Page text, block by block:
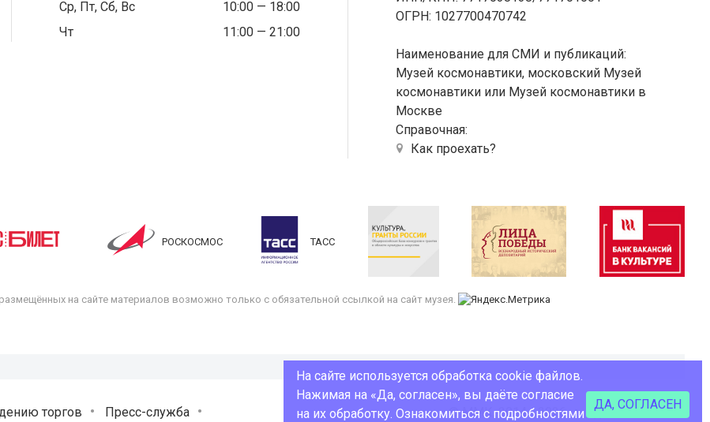
Ср, Пт, Сб, Вс
10:00 — 18:00
Чт
11:00 — 21:00
ОГРН: 1027700470742
Наименование для СМИ и публикаций:
Музей космонавтики, московский Музей
космонавтики или Музей космонавтики в
Москве
Справочная:
Как проехать?
РОСКОСМОС ТАСС
на сайте материалов возможно только с обязательной ссылкой на сайт музея.
торгов Пресс-служба © ММК, 2014 - 2026 Сделано в Coalla
На сайте используется обработка cookie файлов.
Нажимая на «Да, согласен», вы даёте согласие
на их обработку. Ознакомиться с подробностями
ДА, СОГЛАСЕН